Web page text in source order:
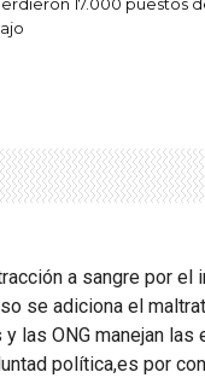
a sangre por el
se adiciona el
las ONG manejan
política,es por